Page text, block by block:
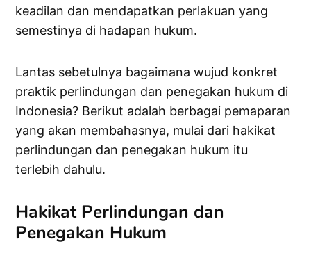
keadilan dan mendapatkan perlakuan yang
semestinya di hadapan hukum.
Lantas sebetulnya bagaimana wujud konkret
praktik perlindungan dan penegakan hukum di
Indonesia? Berikut adalah berbagai pemaparan
yang akan membahasnya, mulai dari hakikat
perlindungan dan penegakan hukum itu
terlebih dahulu.
Hakikat Perlindungan dan
Penegakan Hukum